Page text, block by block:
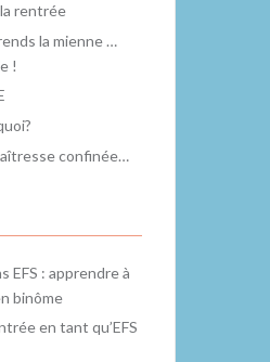
rentrée
la mienne …
!
confinée…
EFS : apprendre à
binôme
en tant qu’EFS